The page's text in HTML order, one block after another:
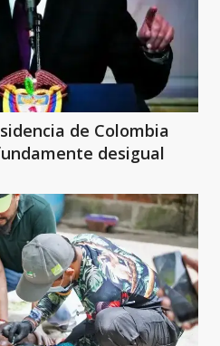
de Colombia
desigual